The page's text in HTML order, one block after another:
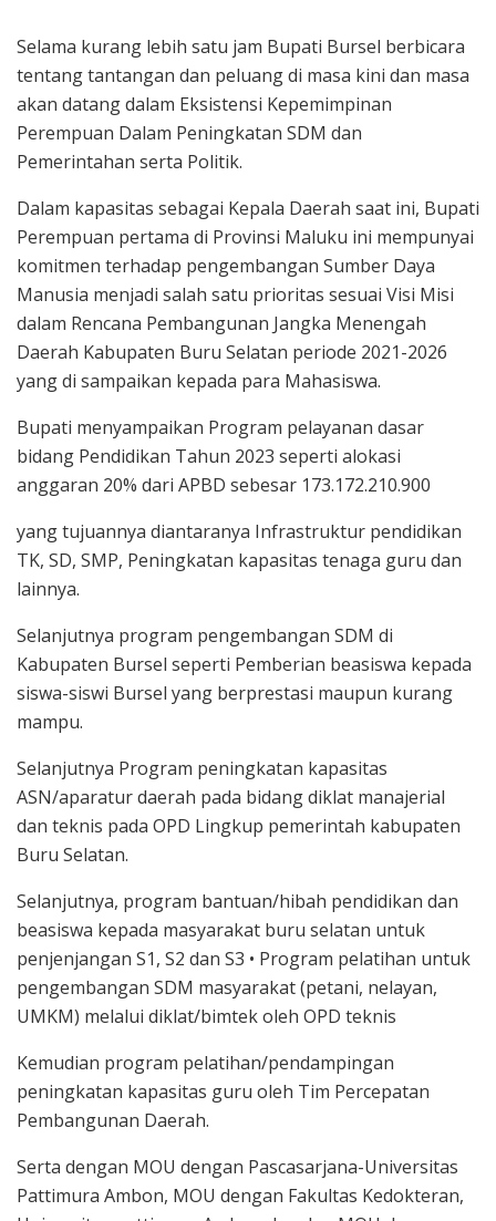
Selama kurang lebih satu jam Bupati Bursel berbicara
tentang tantangan dan peluang di masa kini dan masa
akan datang dalam Eksistensi Kepemimpinan
Perempuan Dalam Peningkatan SDM dan
Pemerintahan serta Politik.
Dalam kapasitas sebagai Kepala Daerah saat ini, Bupati
Perempuan pertama di Provinsi Maluku ini mempunyai
komitmen terhadap pengembangan Sumber Daya
Manusia menjadi salah satu prioritas sesuai Visi Misi
dalam Rencana Pembangunan Jangka Menengah
Daerah Kabupaten Buru Selatan periode 2021-2026
yang di sampaikan kepada para Mahasiswa.
Bupati menyampaikan Program pelayanan dasar
bidang Pendidikan Tahun 2023 seperti alokasi
anggaran 20% dari APBD sebesar 173.172.210.900
yang tujuannya diantaranya Infrastruktur pendidikan
TK, SD, SMP, Peningkatan kapasitas tenaga guru dan
lainnya.
Selanjutnya program pengembangan SDM di
Kabupaten Bursel seperti Pemberian beasiswa kepada
siswa-siswi Bursel yang berprestasi maupun kurang
mampu.
Selanjutnya Program peningkatan kapasitas
ASN/aparatur daerah pada bidang diklat manajerial
dan teknis pada OPD Lingkup pemerintah kabupaten
Buru Selatan.
Selanjutnya, program bantuan/hibah pendidikan dan
beasiswa kepada masyarakat buru selatan untuk
penjenjangan S1, S2 dan S3 • Program pelatihan untuk
pengembangan SDM masyarakat (petani, nelayan,
UMKM) melalui diklat/bimtek oleh OPD teknis
Kemudian program pelatihan/pendampingan
peningkatan kapasitas guru oleh Tim Percepatan
Pembangunan Daerah.
Serta dengan MOU dengan Pascasarjana-Universitas
Pattimura Ambon, MOU dengan Fakultas Kedokteran,